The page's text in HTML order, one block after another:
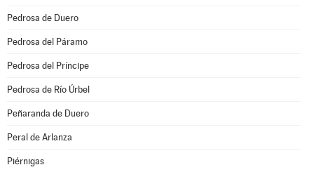
Pedrosa de Duero
Pedrosa del Páramo
Pedrosa del Príncipe
Pedrosa de Río Úrbel
Peñaranda de Duero
Peral de Arlanza
Piérnigas